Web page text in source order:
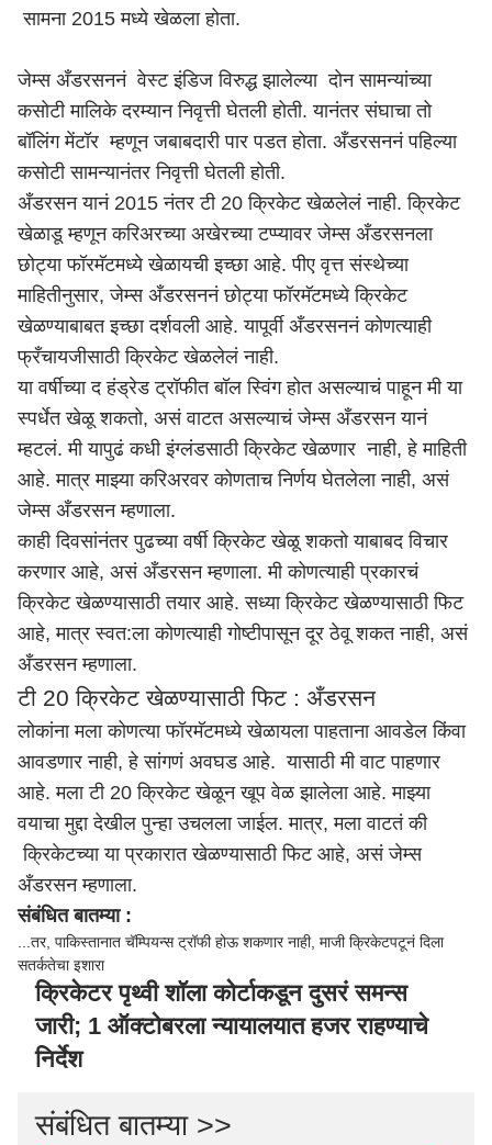
सामना 2015 मध्ये खेळला होता.
जेम्स अँडरसननं वेस्ट इंडिज विरुद्ध झालेल्या दोन सामन्यांच्या
कसोटी मालिके दरम्यान निवृत्ती घेतली होती. यानंतर संघाचा तो
बॉलिंग मेंटॉर म्हणून जबाबदारी पार पडत होता. अँडरसननं पहिल्या
कसोटी सामन्यानंतर निवृत्ती घेतली होती.
अँडरसन यानं 2015 नंतर टी 20 क्रिकेट खेळलेलं नाही. क्रिकेट
खेळाडू म्हणून करिअरच्या अखेरच्या टप्प्यावर जेम्स अँडरसनला
छोट्या फॉरमॅटमध्ये खेळायची इच्छा आहे. पीए वृत्त संस्थेच्या
माहितीनुसार, जेम्स अँडरसननं छोट्या फॉरमॅटमध्ये क्रिकेट
खेळण्याबाबत इच्छा दर्शवली आहे. यापूर्वी अँडरसननं कोणत्याही
फ्रँचायजीसाठी क्रिकेट खेळलेलं नाही.
या वर्षीच्या द हंड्रेड ट्रॉफीत बॉल स्विंग होत असल्याचं पाहून मी या
स्पर्धेत खेळू शकतो, असं वाटत असल्याचं जेम्स अँडरसन यानं
म्हटलं. मी यापुढं कधी इंग्लंडसाठी क्रिकेट खेळणार नाही, हे माहिती
आहे. मात्र माझ्या करिअरवर कोणताच निर्णय घेतलेला नाही, असं
जेम्स अँडरसन म्हणाला.
काही दिवसांनंतर पुढच्या वर्षी क्रिकेट खेळू शकतो याबाबद विचार
करणार आहे, असं अँडरसन म्हणाला. मी कोणत्याही प्रकारचं
क्रिकेट खेळण्यासाठी तयार आहे. सध्या क्रिकेट खेळण्यासाठी फिट
आहे, मात्र स्वत:ला कोणत्याही गोष्टीपासून दूर ठेवू शकत नाही, असं
अँडरसन म्हणाला.
टी 20 क्रिकेट खेळण्यासाठी फिट : अँडरसन
लोकांना मला कोणत्या फॉरमॅटमध्ये खेळायला पाहताना आवडेल किंवा
आवडणार नाही, हे सांगणं अवघड आहे. यासाठी मी वाट पाहणार
आहे. मला टी 20 क्रिकेट खेळून खूप वेळ झालेला आहे. माझ्या
वयाचा मुद्दा देखील पुन्हा उचलला जाईल. मात्र, मला वाटतं की
क्रिकेटच्या या प्रकारात खेळण्यासाठी फिट आहे, असं जेम्स
अँडरसन म्हणाला.
संबंधित बातम्या :
...तर, पाकिस्तानात चॅम्पियन्स ट्रॉफी होऊ शकणार नाही, माजी क्रिकेटपटूनं दिला
सतर्कतेचा इशारा
क्रिकेटर पृथ्वी शॉला कोर्टाकडून दुसरं समन्स
जारी; 1 ऑक्टोबरला न्यायालयात हजर राहण्याचे
निर्देश
संबंधित बातम्या >>